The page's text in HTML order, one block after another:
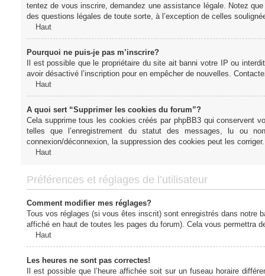
tentez de vous inscrire, demandez une assistance légale. Notez
des questions légales de toute sorte, à l’exception de celles
Haut
Pourquoi ne puis-je pas m’inscrire?
Il est possible que le propriétaire du site ait banni votre IP ou
avoir désactivé l’inscription pour en empêcher de nouvelles.
Haut
A quoi sert “Supprimer les cookies du forum”?
Cela supprime tous les cookies créés par phpBB3 qui conservent
telles que l’enregistrement du statut des messages, lu ou
connexion/déconnexion, la suppression des cookies peut les corriger.
Haut
Préférences et réglages de l’utilisateur
Comment modifier mes réglages?
Tous vos réglages (si vous êtes inscrit) sont enregistrés dans notre
affiché en haut de toutes les pages du forum). Cela vous permettra
Haut
Les heures ne sont pas correctes!
Il est possible que l’heure affichée soit sur un fuseau horaire